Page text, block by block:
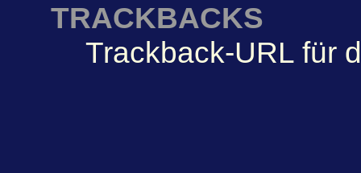
TRACKBACKS
Trackback-URL für